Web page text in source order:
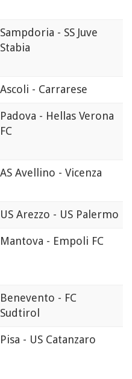
Sampdoria - SS Juve
Stabia
Ascoli - Carrarese
Padova - Hellas Verona
FC
AS Avellino - Vicenza
US Arezzo - US Palermo
Mantova - Empoli FC
Benevento - FC
Sudtirol
Pisa - US Catanzaro